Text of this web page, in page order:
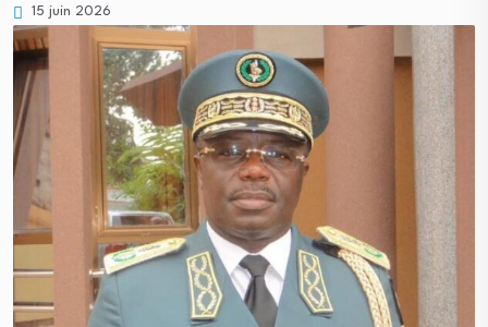
15 juin 2026